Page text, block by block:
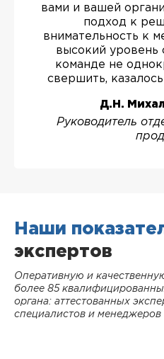
вами и вашей
подход к
внимательность к
высокий уровень
команде не
свершить,
Д.Н.
Руководитель
Наши
экспертов
Оперативную и
более 85
органа: аттестованных
специалистов и менеджеров